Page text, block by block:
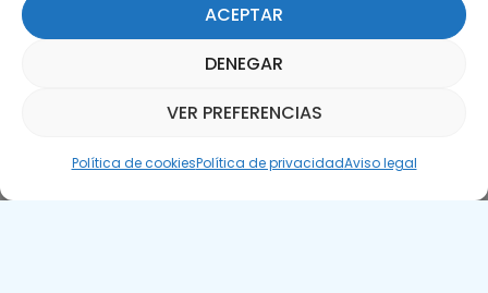
ACEPTAR
DENEGAR
VER PREFERENCIAS
Política de cookiesPolítica de privacidadAviso legal